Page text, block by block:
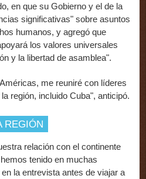
en que su Gobierno y el de la
significativas" sobre asuntos
humanos, y agregó que
los valores universales
y la libertad de asamblea".
me reuniré con líderes
región, incluido Cuba", anticipó.
REGIÓN
relación con el continente
tenido en muchas
la entrevista antes de viajar a